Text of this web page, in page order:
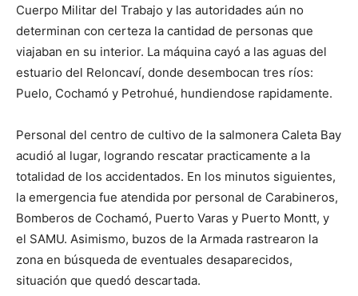
Cuerpo Militar del Trabajo y las autoridades aún no
determinan con certeza la cantidad de personas que
viajaban en su interior. La máquina cayó a las aguas del
estuario del Reloncaví, donde desembocan tres ríos:
Puelo, Cochamó y Petrohué, hundiendose rapidamente.
Personal del centro de cultivo de la salmonera Caleta Bay
acudió al lugar, logrando rescatar practicamente a la
totalidad de los accidentados. En los minutos siguientes,
la emergencia fue atendida por personal de Carabineros,
Bomberos de Cochamó, Puerto Varas y Puerto Montt, y
el SAMU. Asimismo, buzos de la Armada rastrearon la
zona en búsqueda de eventuales desaparecidos,
situación que quedó descartada.